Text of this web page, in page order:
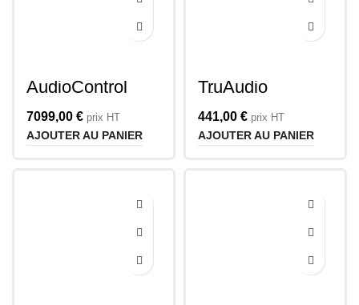
AudioControl
APR-16
7099,00 € prix HT
AJOUTER AU PANIER
TruAudio
Phantom PDP-8-
ELEMENT
441,00 € prix HT
AJOUTER AU PANIER